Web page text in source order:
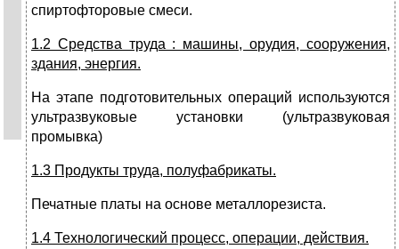
спиртофторовые смеси.
1.2 Средства труда : машины, орудия, сооружения,
здания, энергия.
На этапе подготовительных операций используются
ультразвуковые установки (ультразвуковая
промывка)
1.3 Продукты труда, полуфабрикаты.
Печатные платы на основе металлорезиста.
1.4 Технологический процесс, операции, действия.